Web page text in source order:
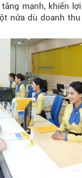
mạnh, khiến
nửa dù doanh